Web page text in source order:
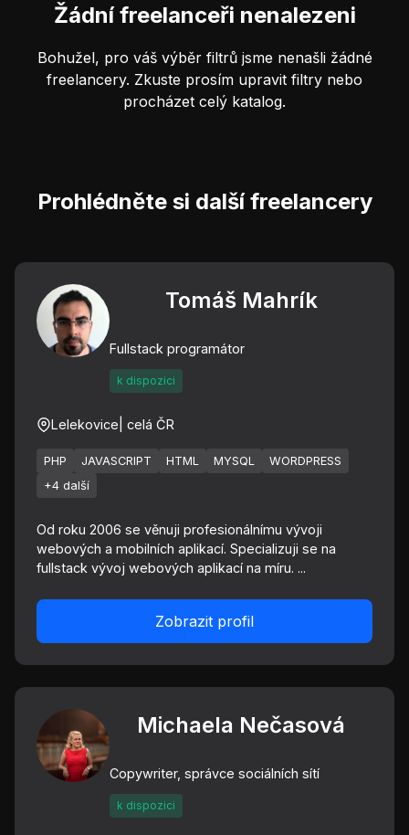
Žádní freelanceři nenalezeni
Bohužel, pro váš výběr filtrů jsme nenašli žádné
freelancery. Zkuste prosím upravit filtry nebo
procházet celý katalog.
Prohlédněte si další freelancery
Tomáš Mahrík
Fullstack programátor
k dispozici
Lelekovice | celá ČR
PHP JAVASCRIPT HTML MYSQL
WORDPRESS
+4 další
Od roku 2006 se věnuji profesionálnímu vývoji
webových a mobilních aplikací. Specializuji se na
fullstack vývoj webových aplikací na míru. ...
Zobrazit profil
Michaela Nečasová
Copywriter, správce sociálních sítí
k dispozici